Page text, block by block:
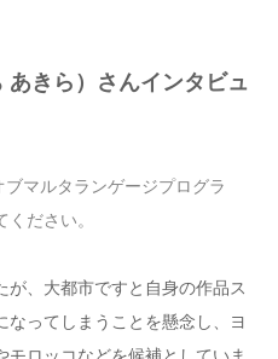
あきら）さんインタビュ
マルタランゲージプログラ
ださい。
が、大都市ですと自身の作品ス
なってしまうことを懸念し、ヨ